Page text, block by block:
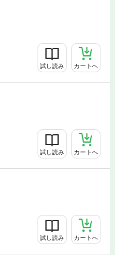
試し読み カートへ
試し読み カートへ
試し読み カートへ